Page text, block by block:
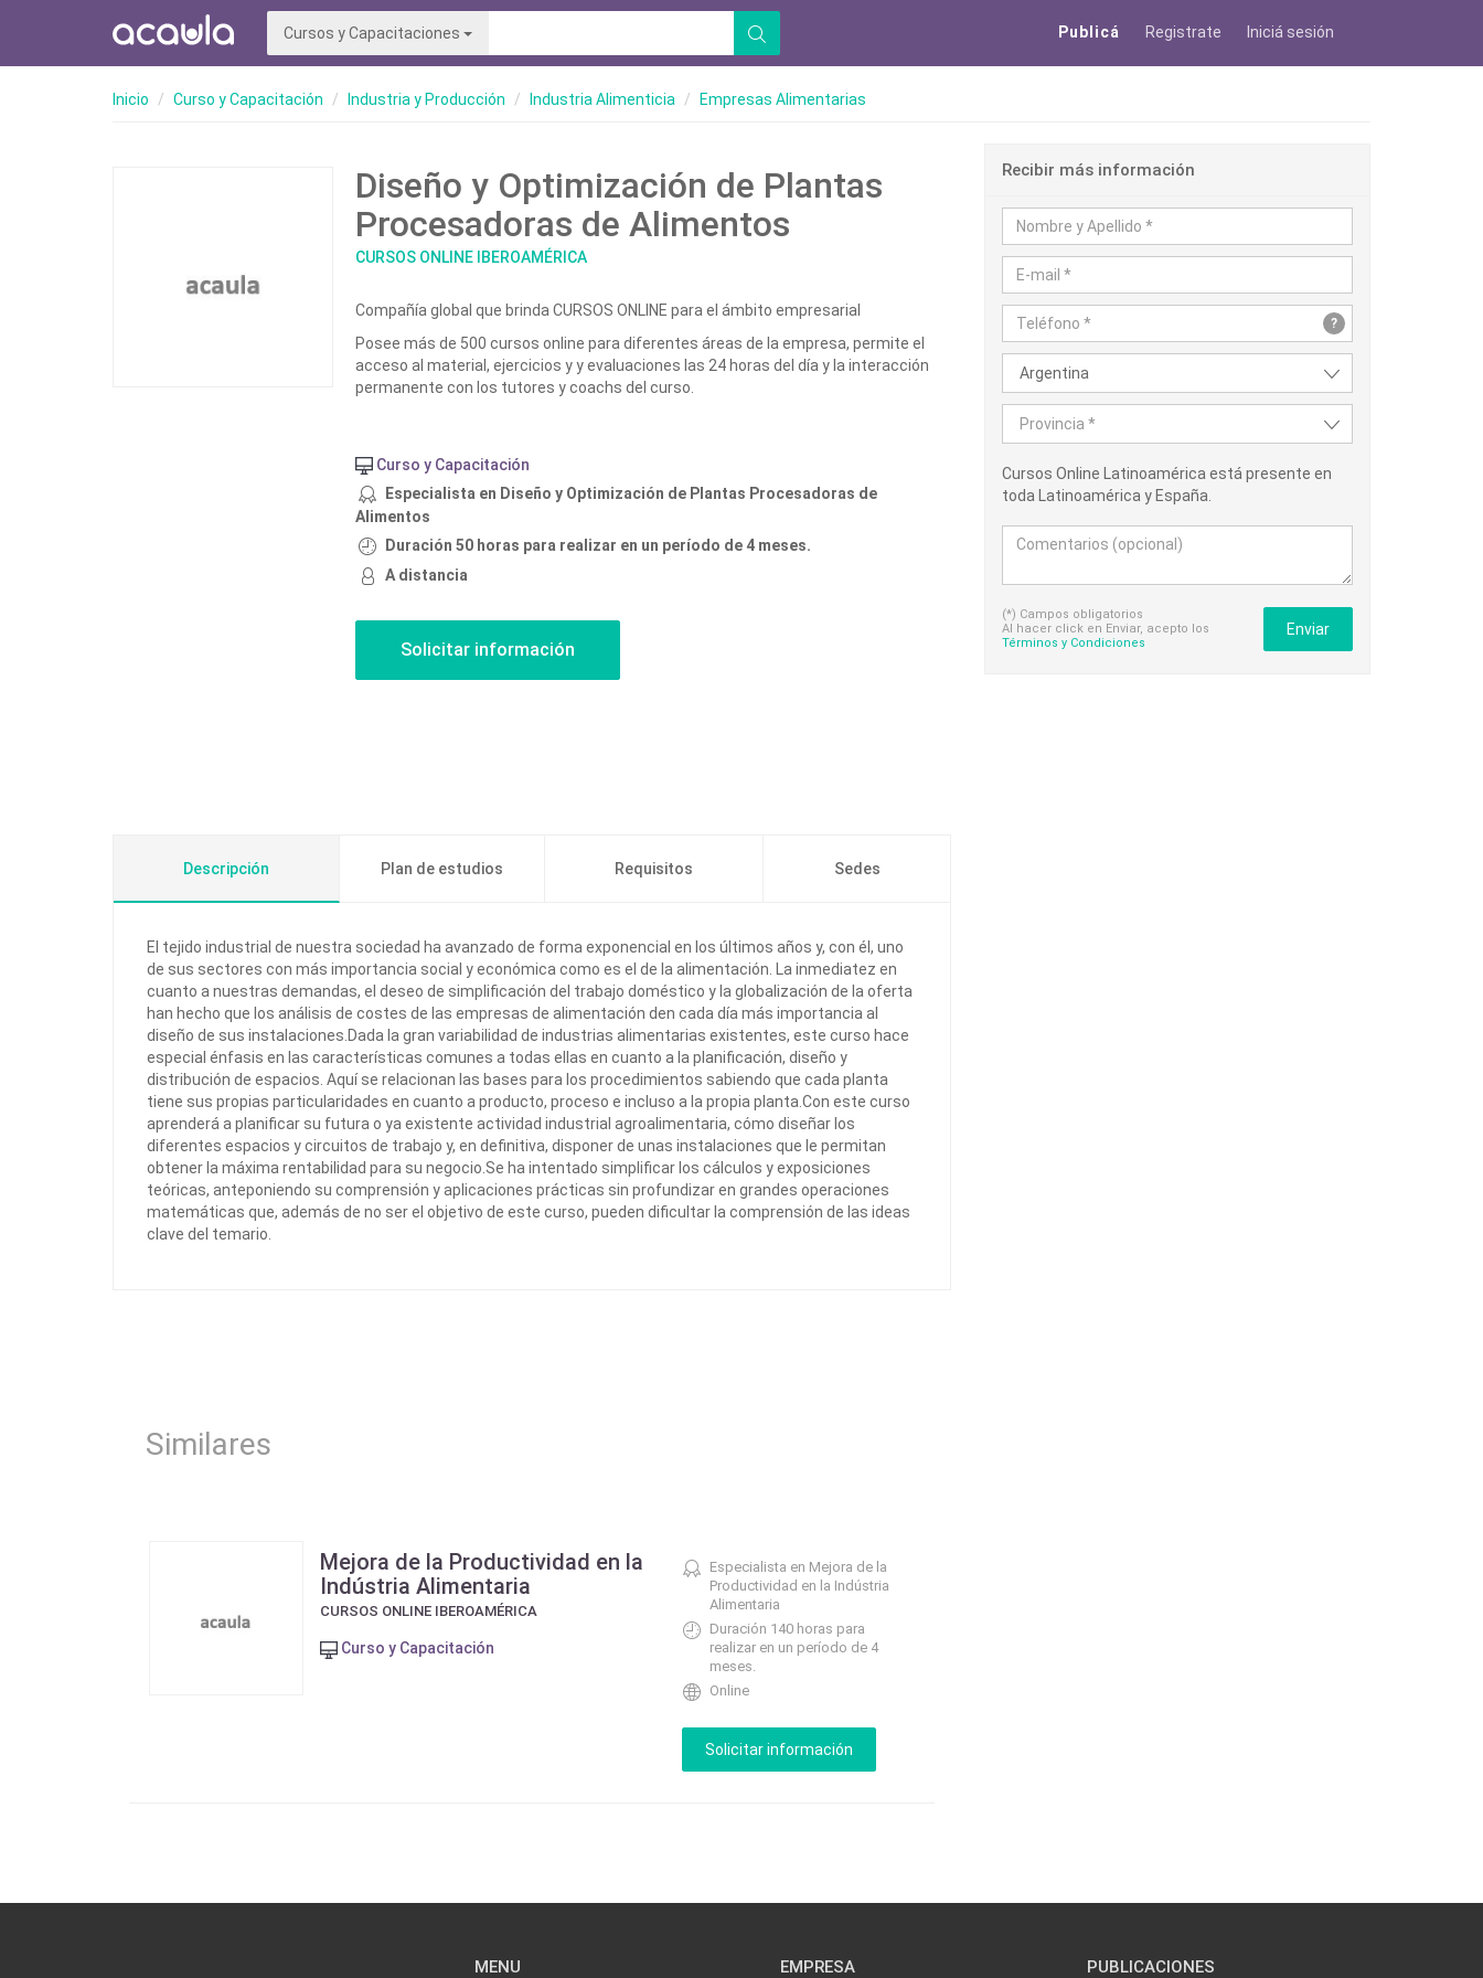
Cursos y Capacitaciones Publicá Registrate Iniciá sesión
Inicio Curso y Capacitación Industria y Producción Industria Alimenticia Empresas Alimentarias
Diseño y Optimización de Plantas
Procesadoras de Alimentos
CURSOS ONLINE IBEROAMÉRICA
Compañía global que brinda CURSOS ONLINE para el ámbito empresarial
Posee más de 500 cursos online para diferentes áreas de la empresa, permite el
acceso al material, ejercicios y y evaluaciones las 24 horas del día y la interacción
permanente con los tutores y coachs del curso.
Curso y Capacitación
Especialista en Diseño y Optimización de Plantas Procesadoras de
Alimentos
Duración 50 horas para realizar en un período de 4 meses.
A distancia
Recibir más información
?
Argentina
Provincia *
Cursos Online Latinoamérica está presente en
toda Latinoamérica y España.
(*) Campos obligatorios
Al hacer click en Enviar, acepto los
Términos y Condiciones
Enviar
Descripción Plan de estudios Requisitos Sedes
El tejido industrial de nuestra sociedad ha avanzado de forma exponencial en los últimos años y, con él, uno
de sus sectores con más importancia social y económica como es el de la alimentación. La inmediatez en
cuanto a nuestras demandas, el deseo de simplificación del trabajo doméstico y la globalización de la oferta
han hecho que los análisis de costes de las empresas de alimentación den cada día más importancia al
diseño de sus instalaciones.Dada la gran variabilidad de industrias alimentarias existentes, este curso hace
especial énfasis en las características comunes a todas ellas en cuanto a la planificación, diseño y
distribución de espacios. Aquí se relacionan las bases para los procedimientos sabiendo que cada planta
tiene sus propias particularidades en cuanto a producto, proceso e incluso a la propia planta.Con este curso
aprenderá a planificar su futura o ya existente actividad industrial agroalimentaria, cómo diseñar los
diferentes espacios y circuitos de trabajo y, en definitiva, disponer de unas instalaciones que le permitan
obtener la máxima rentabilidad para su negocio.Se ha intentado simplificar los cálculos y exposiciones
teóricas, anteponiendo su comprensión y aplicaciones prácticas sin profundizar en grandes operaciones
matemáticas que, además de no ser el objetivo de este curso, pueden dificultar la comprensión de las ideas
clave del temario.
Similares
Mejora de la Productividad en la
Indústria Alimentaria
CURSOS ONLINE IBEROAMÉRICA
Curso y Capacitación
Especialista en Mejora de la
Productividad en la Indústria
Alimentaria
Duración 140 horas para
realizar en un período de 4
meses.
Online
MENU EMPRESA PUBLICACIONES